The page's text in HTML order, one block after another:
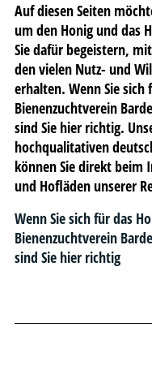
Auf diesen Seiten
um den Honig und das
Sie dafür begeistern,
den vielen Nutz- und
erhalten. Wenn Sie
Bienenzuchtverein
sind Sie hier richtig.
hochqualitativen
können Sie direkt beim
und Hofläden unserer
Wenn Sie sich für das
Bienenzuchtverein
sind Sie hier richtig